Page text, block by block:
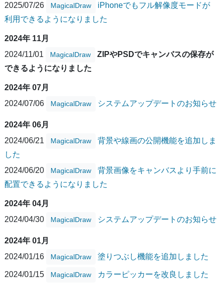
2025/07/26
MagicalDraw
iPhoneでもフル解像度モードが
利用できるようになりました
2024年 11月
2024/11/01
MagicalDraw
ZIPやPSDでキャンバスの保存が
できるようになりました
2024年 07月
2024/07/06
MagicalDraw システムアップデートのお知らせ
2024年 06月
2024/06/21
MagicalDraw
背景や線画の公開機能を追加しま
した
2024/06/20
MagicalDraw
背景画像をキャンバスより手前に
配置できるようになりました
2024年 04月
2024/04/30
MagicalDraw システムアップデートのお知らせ
2024年 01月
2024/01/16
MagicalDraw 塗りつぶし機能を追加しました
2024/01/15 MagicalDraw カラーピッカーを改良しました